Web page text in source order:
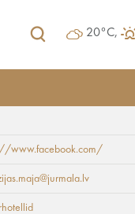
20°C,
www.facebook.com/